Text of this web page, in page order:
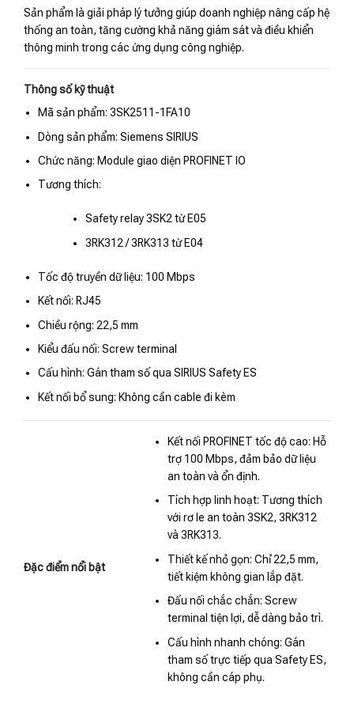
Sản phẩm là giải pháp lý tưởng giúp doanh nghiệp nâng cấp hệ
thống an toàn, tăng cường khả năng giám sát và điều khiển
thông minh trong các ứng dụng công nghiệp.
Thông số kỹ thuật
Mã sản phẩm: 3SK2511-1FA10
Dòng sản phẩm: Siemens SIRIUS
Chức năng: Module giao diện PROFINET IO
Tương thích:
Safety relay 3SK2 từ E05
3RK312 / 3RK313 từ E04
Tốc độ truyền dữ liệu: 100 Mbps
Kết nối: RJ45
Chiều rộng: 22,5 mm
Kiểu đấu nối: Screw terminal
Cấu hình: Gán tham số qua SIRIUS Safety ES
Kết nối bổ sung: Không cần cable đi kèm
Đặc điểm nổi bật
Kết nối PROFINET tốc độ cao: Hỗ
trợ 100 Mbps, đảm bảo dữ liệu
an toàn và ổn định.
Tích hợp linh hoạt: Tương thích
với rơ le an toàn 3SK2, 3RK312
và 3RK313.
Thiết kế nhỏ gọn: Chỉ 22,5 mm,
tiết kiệm không gian lắp đặt.
Đấu nối chắc chắn: Screw
terminal tiện lợi, dễ dàng bảo trì.
Cấu hình nhanh chóng: Gán
tham số trực tiếp qua Safety ES,
không cần cáp phụ.